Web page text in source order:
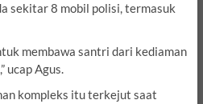
sekitar 8 mobil polisi, termasuk
membawa santri dari kediaman
ucap Agus.
kompleks itu terkejut saat